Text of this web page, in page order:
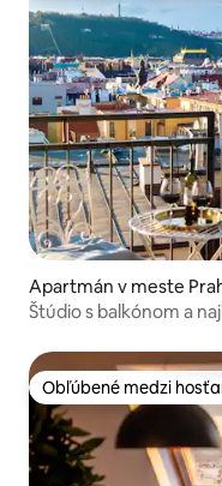
Apartmán v meste
Štúdio s balkónom a
Obľúbené medzi
Obľúbené medzi